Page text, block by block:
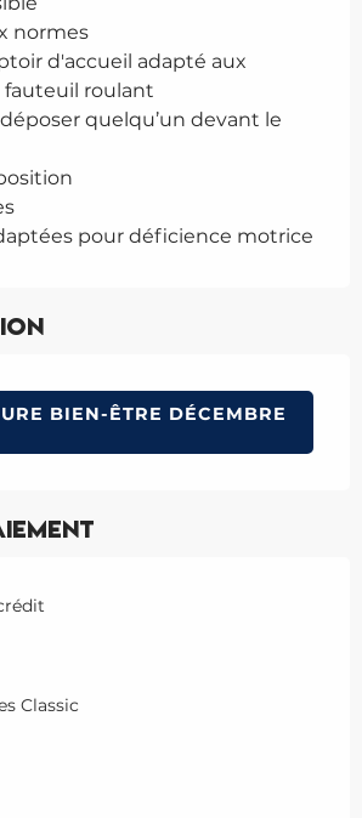
normes
d'accueil adapté aux
fauteuil roulant
quelqu’un devant le
pour déficience motrice
BIEN-ÊTRE DÉCEMBRE
Classic